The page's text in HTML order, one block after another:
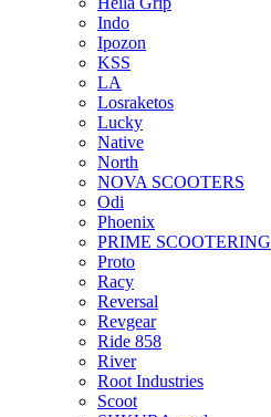
Indo
Ipozon
KSS
LA
Losraketos
Lucky
Native
North
NOVA SCOOTERS
Odi
Phoenix
PRIME SCOOTERING
Proto
Racy
Reversal
Revgear
Ride 858
River
Root Industries
Scoot